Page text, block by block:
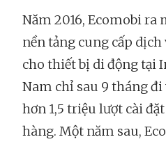
Năm 2016, Ecomobi
nền tảng cung cấp
cho thiết bị di động tại
Nam chỉ sau 9 tháng đi
hơn 1,5 triệu lượt cài
hàng. Một năm sau,